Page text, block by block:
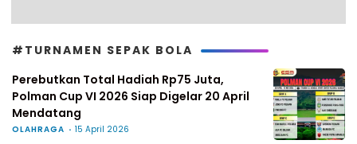
#TURNAMEN SEPAK BOLA
Perebutkan Total Hadiah Rp75 Juta,
Polman Cup VI 2026 Siap Digelar 20 April
Mendatang
OLAHRAGA 15 April 2026